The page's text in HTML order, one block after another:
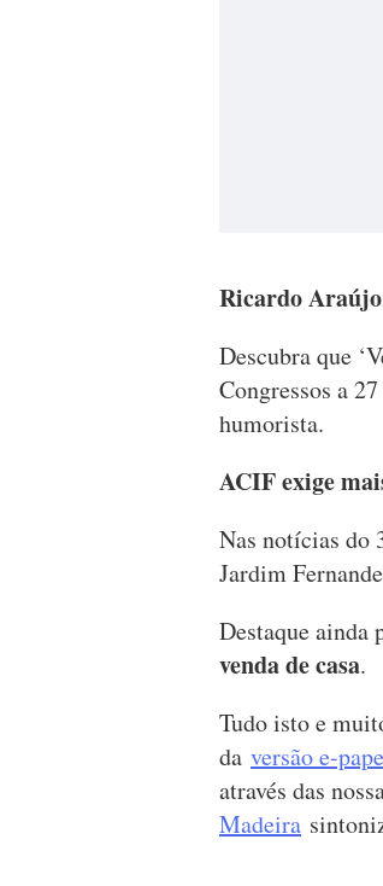
Ricardo
Descubra que
Congressos a
humorista.
ACIF exige
Nas notícias do
Jardim
Destaque ainda
venda de casa.
Tudo isto e
da versão e-
através das
Madeira